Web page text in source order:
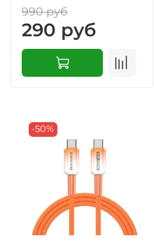
990 руб
290 руб
-50%